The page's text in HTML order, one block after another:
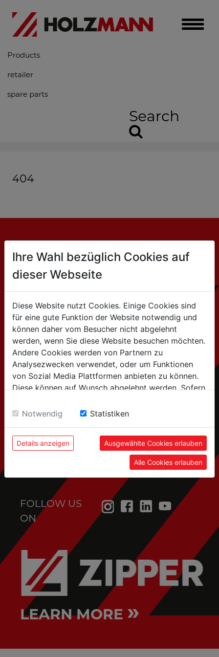
Toggle
Products
retailer
spare parts
Search
404
CONTACT
HOLZMANN MASCHINEN GmbH
Marktplatz 4 / 4170 Haslach / Austria
+43 7289 / 71562-0
for general information
(Info about products, company,...):
info@holzmann-maschinen.at
for after-sales service
service@holzmann-maschinen.at
FOLLOW US
ON
LEARN MORE »
Ihre Wahl bezüglich Cookies auf
dieser Webseite
Diese Website nutzt Cookies. Einige Cookies sind
für eine gute Funktion der Website notwendig und
können daher vom Besucher nicht abgelehnt
werden, wenn Sie diese Website besuchen möchten.
Andere Cookies werden von Partnern zu
Analysezwecken verwendet, oder um Funktionen
von Sozial Media Plattformen anbieten zu können.
Diese können auf Wunsch abgelehnt werden. Sofern
Einwilligung zu unseren Cookies.
Notwendig Statistiken
Details anzeigen Ausgewählte Cookies erlauben
Alle Cookies erlauben